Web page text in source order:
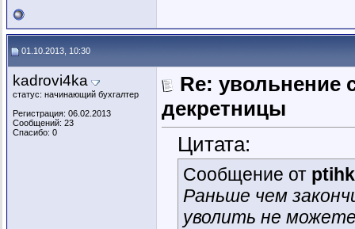
01.10.2013, 10:30
kadrovi4ka
статус: начинающий бухгалтер
Регистрация: 06.02.2013
Сообщений: 23
Спасибо: 0
Re: увольнение
декретницы
Цитата:
Сообщение от
Раньше чем
уволить не